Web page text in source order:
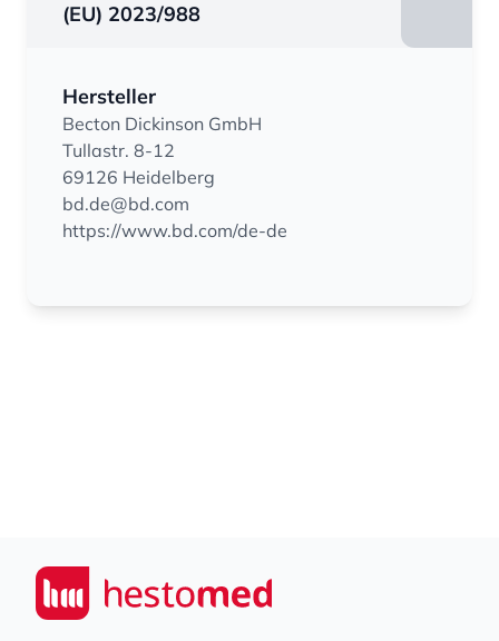
(EU) 2023/988
Hersteller
Becton Dickinson GmbH
Tullastr. 8-12
69126 Heidelberg
bd.de@bd.com
https://www.bd.com/de-de
Seiwert GmbH